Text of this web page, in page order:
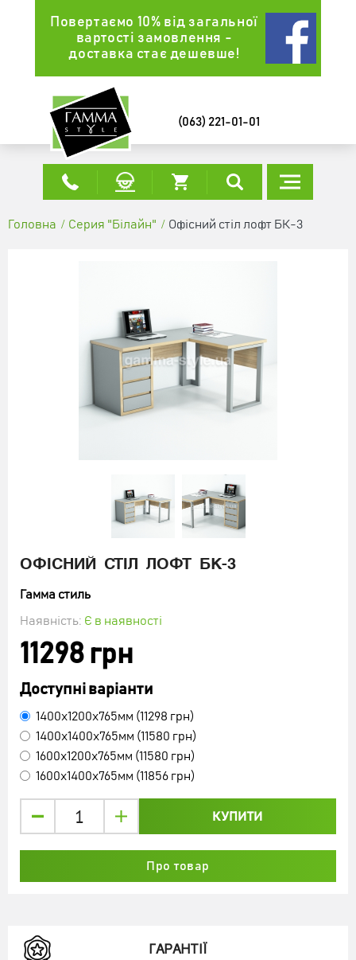
Повертаємо 10% від загальної
вартості замовлення -
доставка стає дешевше!
(063) 221-01-01
Головна Серия "Білайн" Офісний стіл лофт БК-3
ОФІСНИЙ СТІЛ ЛОФТ БК-3
Гамма стиль
Наявність: Є в наявності
11298 грн
Доступні варіанти
1400x1200x765мм (11298 грн)
1400x1400x765мм (11580 грн)
1600x1200x765мм (11580 грн)
1600x1400x765мм (11856 грн)
КУПИТИ
Про товар
ГАРАНТІЇ
9762 грн
3807 грн
КУПИТИ